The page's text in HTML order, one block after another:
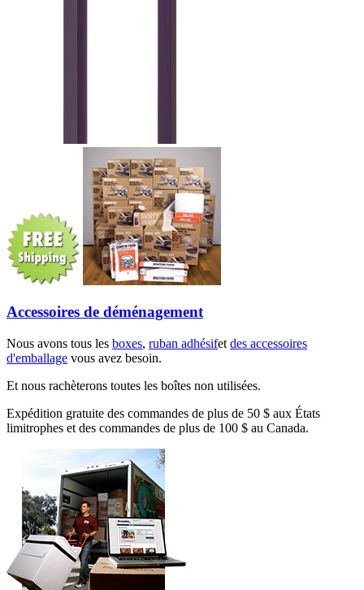
Accessoires de déménagement
Nous avons tous les boxes, ruban adhésifet des accessoires
d'emballage vous avez besoin.
Et nous rachèterons toutes les boîtes non utilisées.
Expédition gratuite des commandes de plus de 50 $ aux États
limitrophes et des commandes de plus de 100 $ au Canada.